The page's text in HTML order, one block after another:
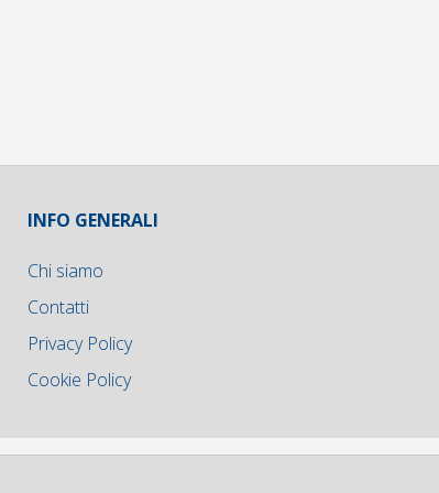
INFO GENERALI
Chi siamo
Contatti
Privacy Policy
Cookie Policy